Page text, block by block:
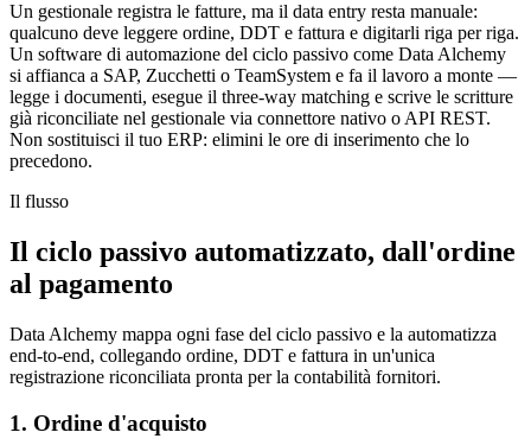
Un gestionale registra le fatture, ma il data entry resta manuale:
qualcuno deve leggere ordine, DDT e fattura e digitarli riga per riga.
Un software di automazione del ciclo passivo come Data Alchemy
si affianca a SAP, Zucchetti o TeamSystem e fa il lavoro a monte —
legge i documenti, esegue il three-way matching e scrive le scritture
già riconciliate nel gestionale via connettore nativo o API REST.
Non sostituisci il tuo ERP: elimini le ore di inserimento che lo
precedono.
Il flusso
Il ciclo passivo automatizzato, dall'ordine
al pagamento
Data Alchemy mappa ogni fase del ciclo passivo e la automatizza
end-to-end, collegando ordine, DDT e fattura in un'unica
registrazione riconciliata pronta per la contabilità fornitori.
1. Ordine d'acquisto